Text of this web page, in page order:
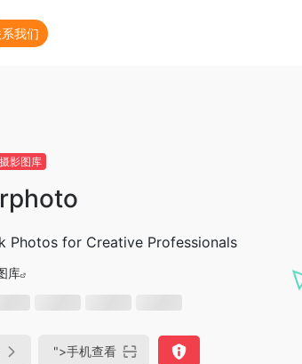
我们
摄影图库
Photos for Creative Professionals
库
">手机查看